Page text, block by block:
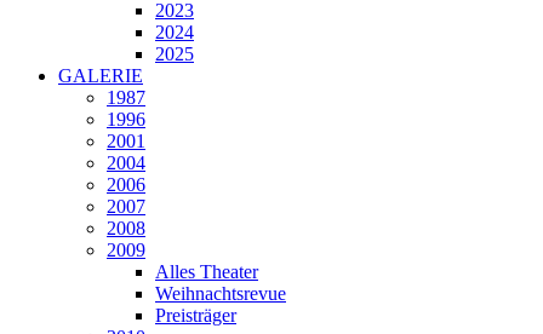
2023
2024
2025
GALERIE
1987
1996
2001
2004
2006
2007
2008
2009
Alles Theater
Weihnachtsrevue
Preisträger